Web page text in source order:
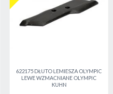
622175 DŁUTO LEMIESZA OLYMPIC
LEWE WZMACNIANE OLYMPIC
KUHN